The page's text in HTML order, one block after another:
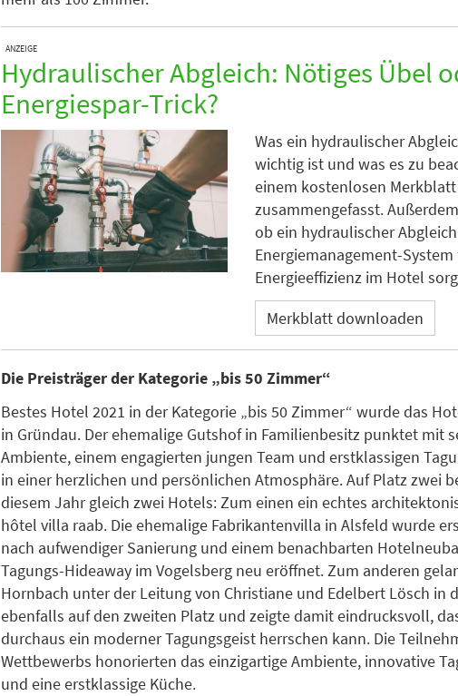
ANZEIGE
Hydraulischer Abgleich: Nötiges Übel
Energiespar-Trick?
Was ein hydraulischer
wichtig ist und was es zu
einem kostenlosen Merkblatt
zusammengefasst.
ob ein hydraulischer
Energiemanagement-
Energieeffizienz im Hotel
Merkblatt downloaden
Die Preisträger der Kategorie „bis 50 Zimmer“
Bestes Hotel 2021 in der Kategorie „bis 50 Zimmer“ wurde das
in Gründau. Der ehemalige Gutshof in Familienbesitz punktet mit
Ambiente, einem engagierten jungen Team und erstklassigen
in einer herzlichen und persönlichen Atmosphäre. Auf Platz zwei
diesem Jahr gleich zwei Hotels: Zum einen ein echtes
hôtel villa raab. Die ehemalige Fabrikantenvilla in Alsfeld wurde
nach aufwendiger Sanierung und einem benachbarten
Tagungs-Hideaway im Vogelsberg neu eröffnet. Zum anderen
Hornbach unter der Leitung von Christiane und Edelbert Lösch in
ebenfalls auf den zweiten Platz und zeigte damit eindrucksvoll,
durchaus ein moderner Tagungsgeist herrschen kann. Die
Wettbewerbs honorierten das einzigartige Ambiente, innovative
und eine erstklassige Küche.